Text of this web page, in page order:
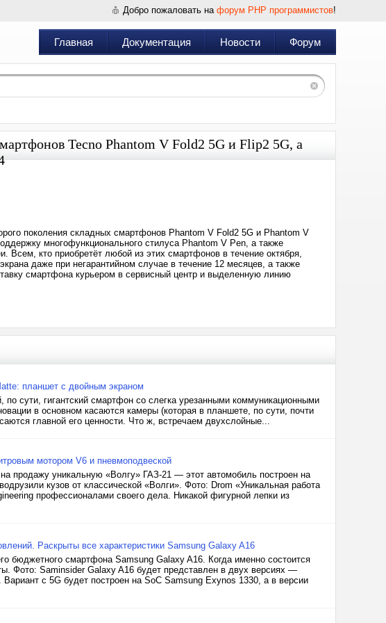
Добро пожаловать на форум PHP программистов!
Главная Документация Новости Форум
Tecno Phantom V Fold2 5G и Flip2 5G, а
поколения складных смартфонов Phantom V Fold2 5G и Phantom V
многофункционального стилуса Phantom V Pen, а также
Всем, кто приобретёт любой из этих смартфонов в течение октября,
даже при негарантийном случае в течение 12 месяцев, а также
смартфона курьером в сервисный центр и выделенную линию
планшет с двойным экраном
сути, гигантский смартфон со слегка урезанными коммуникационными
в основном касаются камеры (которая в планшете, по сути, почти
главной его ценности. Что ж, встречаем двухслойные...
мотором V6 и пневмоподвеской
продажу уникальную «Волгу» ГАЗ-21 — этот автомобиль построен на
кузов от классической «Волги». Фото: Drom «Уникальная работа
профессионалами своего дела. Никакой фигурной лепки из
Раскрыты все характеристики Samsung Galaxy A16
бюджетного смартфона Samsung Galaxy A16. Когда именно состоится
Фото: Saminsider Galaxy A16 будет представлен в двух версиях —
с 5G будет построен на SoC Samsung Exynos 1330, а в версии